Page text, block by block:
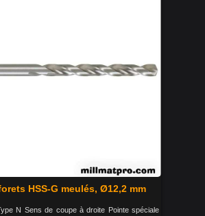
HSS-G meulés, Ø12,2 mm
N Sens de coupe à droite Pointe spéciale